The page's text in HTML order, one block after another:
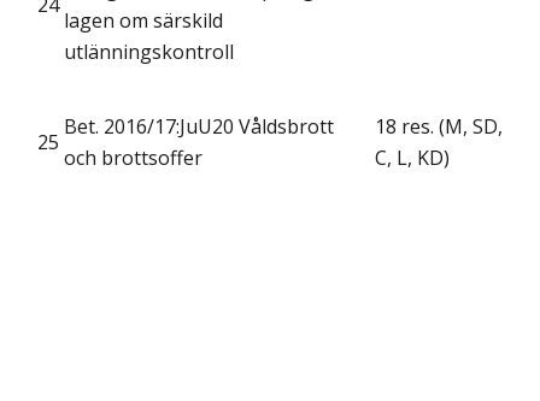
24
lagen om särskild
utlänningskontroll
25
Bet. 2016/17:JuU20 Våldsbrott
och brottsoffer
18 res. (M, SD,
C, L, KD)